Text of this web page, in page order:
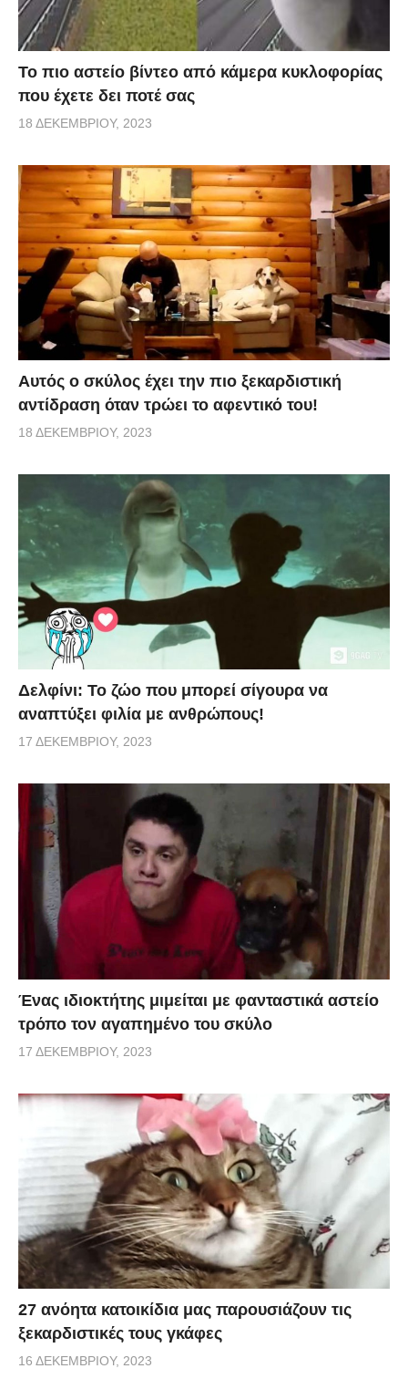
Το πιο αστείο βίντεο από κάμερα κυκλοφορίας
που έχετε δει ποτέ σας
18 ΔΕΚΕΜΒΡΊΟΥ, 2023
Αυτός ο σκύλος έχει την πιο ξεκαρδιστική
αντίδραση όταν τρώει το αφεντικό του!
18 ΔΕΚΕΜΒΡΊΟΥ, 2023
Δελφίνι: Το ζώο που μπορεί σίγουρα να
αναπτύξει φιλία με ανθρώπους!
17 ΔΕΚΕΜΒΡΊΟΥ, 2023
Ένας ιδιοκτήτης μιμείται με φανταστικά αστείο
τρόπο τον αγαπημένο του σκύλο
17 ΔΕΚΕΜΒΡΊΟΥ, 2023
27 ανόητα κατοικίδια μας παρουσιάζουν τις
ξεκαρδιστικές τους γκάφες
16 ΔΕΚΕΜΒΡΊΟΥ, 2023